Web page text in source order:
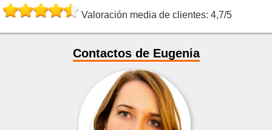
Valoración media de clientes: 4,7/5
Contactos de Eugenia